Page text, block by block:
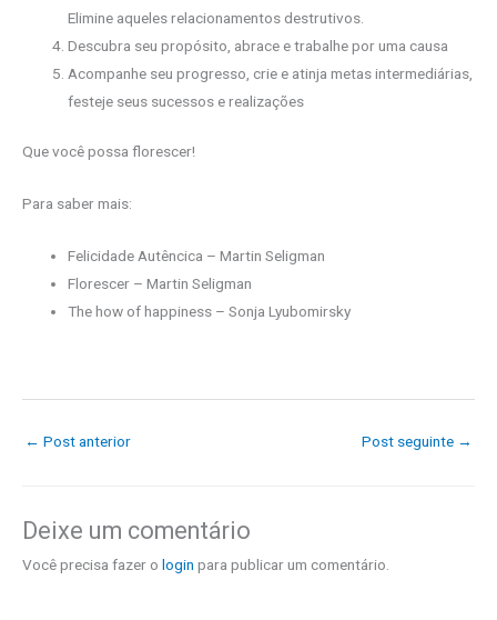
Elimine aqueles relacionamentos destrutivos.
Descubra seu propósito, abrace e trabalhe por uma causa
Acompanhe seu progresso, crie e atinja metas intermediárias,
festeje seus sucessos e realizações
Que você possa florescer!
Para saber mais:
Felicidade Autêncica – Martin Seligman
Florescer – Martin Seligman
The how of happiness – Sonja Lyubomirsky
← Post anterior Post seguinte →
Deixe um comentário
Você precisa fazer o login para publicar um comentário.